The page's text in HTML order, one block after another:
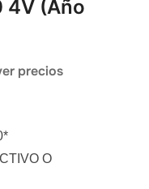
4V (año
precios
O